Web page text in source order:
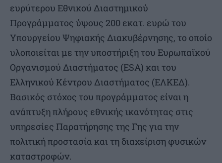
ευρύτερου Εθνικού Διαστημικού
Προγράμματος ύψους 200 εκατ. ευρώ του
Υπουργείου Ψηφιακής Διακυβέρνησης, το οποίο
υλοποιείται με την υποστήριξη του Ευρωπαϊκού
Οργανισμού Διαστήματος (ESA) και του
Ελληνικού Κέντρου Διαστήματος (ΕΛΚΕΔ).
Βασικός στόχος του προγράμματος είναι η
ανάπτυξη πλήρους εθνικής ικανότητας στις
υπηρεσίες Παρατήρησης της Γης για την
πολιτική προστασία και τη διαχείριση φυσικών
καταστροφών.